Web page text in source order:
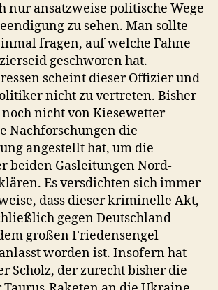
nur ansatzweise politische Wege
zu sehen. Man sollte
fragen, auf welche Fahne
geschworen hat.
scheint dieser Offizier und
nicht zu vertreten. Bisher
nicht von Kiesewetter
Nachforschungen die
angestellt hat, um die
beiden Gasleitungen Nord-
Es versdichten sich immer
dass dieser kriminelle Akt,
gegen Deutschland
großen Friedensengel
worden ist. Insofern hat
Scholz, der zurecht bisher die